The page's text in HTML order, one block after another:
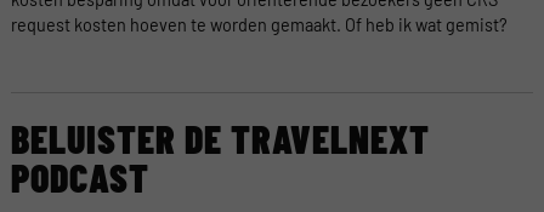
request kosten hoeven te worden gemaakt. Of heb ik wat gemist?
BELUISTER DE TRAVELNEXT
PODCAST